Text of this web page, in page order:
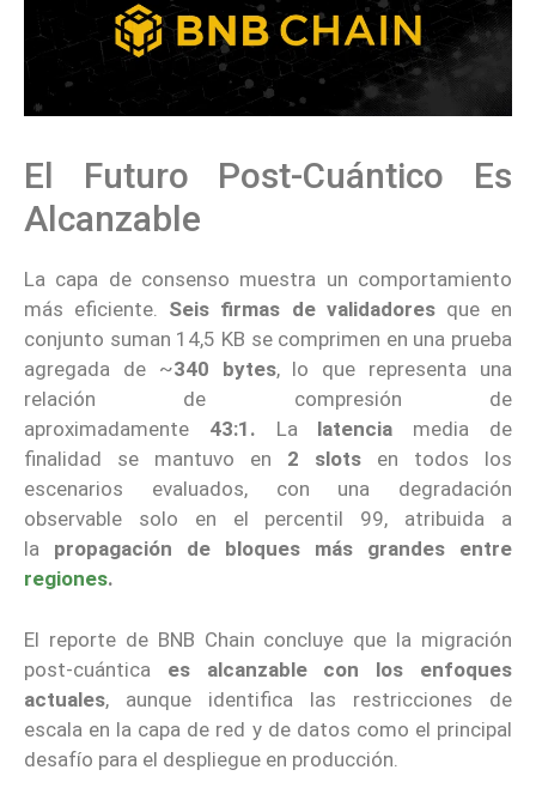
El Futuro Post-Cuántico Es
Alcanzable
La capa de consenso muestra un comportamiento
más eficiente. Seis firmas de validadoresque en
conjunto suman 14,5 KB se comprimen en una prueba
agregada de ~340 bytes, lo que representa una
relación de compresión de
aproximadamente 43:1. La latencia media de
finalidad se mantuvo en 2 slots en todos los
escenarios evaluados, con una degradación
observable solo en el percentil 99, atribuida a
la propagación de bloques más grandes entre
regiones.
El reporte de BNB Chain concluye que la migración
post-cuántica es alcanzable con los enfoques
actuales, aunque identifica las restricciones de
escala en la capa de red y de datos como el principal
desafío para el despliegue en producción.